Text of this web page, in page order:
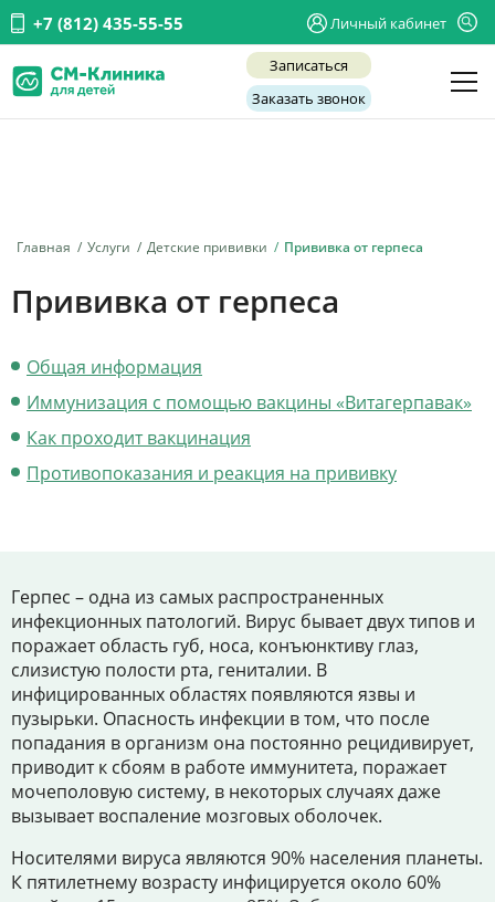
+7 (812) 435-55-55 Личный кабинет
Записаться
Заказать звонок
Главная Услуги Детские прививки Прививка от герпеса
Прививка от герпеса
Общая информация
Иммунизация с помощью вакцины «Витагерпавак»
Как проходит вакцинация
Противопоказания и реакция на прививку
Герпес – одна из самых распространенных
инфекционных патологий. Вирус бывает двух типов и
поражает область губ, носа, конъюнктиву глаз,
слизистую полости рта, гениталии. В
инфицированных областях появляются язвы и
пузырьки. Опасность инфекции в том, что после
попадания в организм она постоянно рецидивирует,
приводит к сбоям в работе иммунитета, поражает
мочеполовую систему, в некоторых случаях даже
вызывает воспаление мозговых оболочек.
Носителями вируса являются 90% населения планеты.
К пятилетнему возрасту инфицируется около 60%
Услуги
О нас
Акции
Отзывы
Личный кабинет
+7 (812) 435-55-55
Записаться на приём